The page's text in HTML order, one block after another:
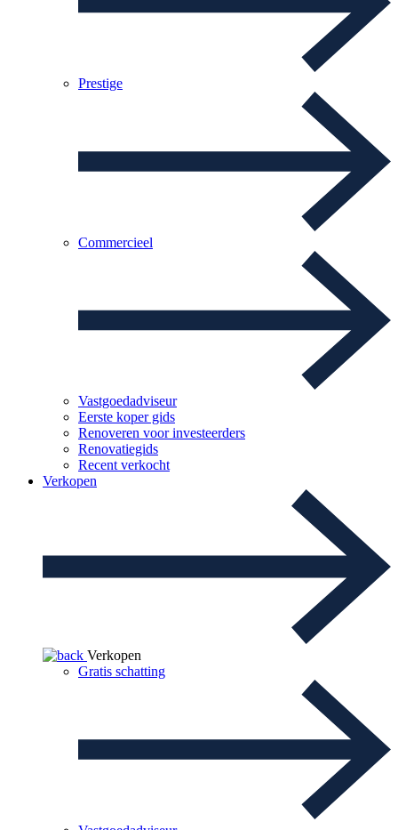
Prestige
Commercieel
Vastgoedadviseur
Eerste koper gids
Renoveren voor investeerders
Renovatiegids
Recent verkocht
Verkopen
Verkopen
Gratis schatting